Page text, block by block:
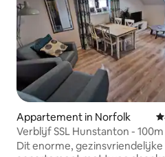
Appartement in Norfolk
Verblijf SSL Hunstanton -
strand met uitzicht op zee!
Dit enorme, gezinsvriendelijke